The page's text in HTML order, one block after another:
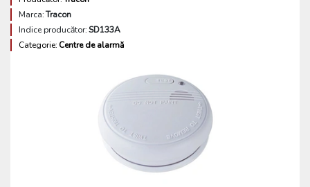
Marca:Tracon
Indice producător:SD133A
Categorie: Centre de alarmă